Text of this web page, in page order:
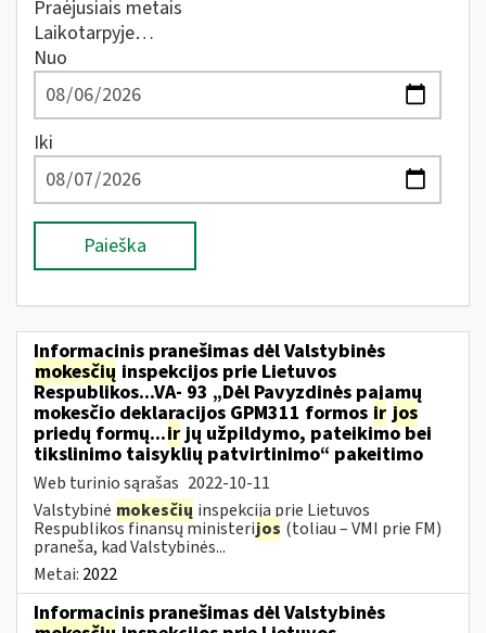
Praėjusiais metais
Laikotarpyje…
Nuo
Iki
Paieška
Informacinis pranešimas dėl Valstybinės
mokesčių inspekcijos prie Lietuvos
Respublikos...VA- 93 „Dėl Pavyzdinės pajamų
mokesčio deklaracijos GPM311 formos ir jos
priedų formų...irjų užpildymo, pateikimo bei
tikslinimo taisyklių patvirtinimo“ pakeitimo
Web turinio sąrašas 2022-10-11
Valstybinė mokesčių inspekcija prie Lietuvos
Respublikos finansų ministerijos (toliau – VMI prie FM)
praneša, kad Valstybinės...
Metai: 2022
Informacinis pranešimas dėl Valstybinės